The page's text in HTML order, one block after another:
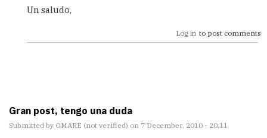
(not
Un saludo,
Log in to post comments
Gran post, tengo una duda
Submitted by OMARE (not verified) on 7 December, 2010 - 20:11